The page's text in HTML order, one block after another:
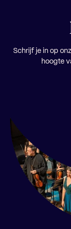
Schrijf je in op
hoogte